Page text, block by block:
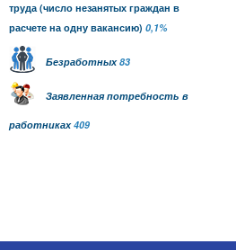
труда(число незанятых граждан в
расчете на одну вакансию) 0,1%
Безработных83
Заявленная потребность в
работниках409